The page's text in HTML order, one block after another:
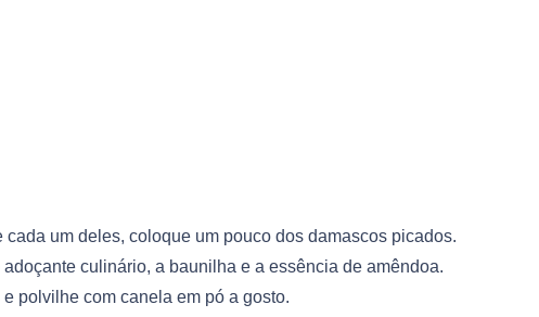
um deles, coloque um pouco dos damascos picados.
culinário, a baunilha e a essência de amêndoa.
polvilhe com canela em pó a gosto.